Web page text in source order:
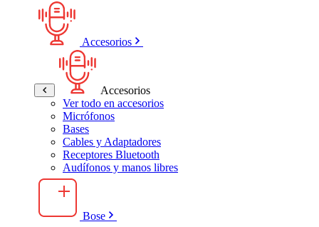
Accesorios
Accesorios
Ver todo en accesorios
Micrófonos
Bases
Cables y Adaptadores
Receptores Bluetooth
Audífonos y manos libres
Bose